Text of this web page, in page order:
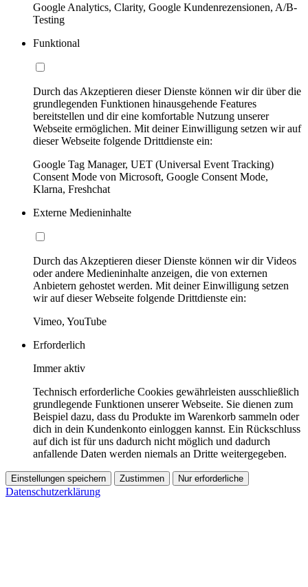
Google Analytics, Clarity, Google Kundenrezensionen, A/B-
Testing
Funktional
Durch das Akzeptieren dieser Dienste können wir dir über die
grundlegenden Funktionen hinausgehende Features
bereitstellen und dir eine komfortable Nutzung unserer
Webseite ermöglichen. Mit deiner Einwilligung setzen wir auf
dieser Webseite folgende Drittdienste ein:
Google Tag Manager, UET (Universal Event Tracking)
Consent Mode von Microsoft, Google Consent Mode,
Klarna, Freshchat
Externe Medieninhalte
Durch das Akzeptieren dieser Dienste können wir dir Videos
oder andere Medieninhalte anzeigen, die von externen
Anbietern gehostet werden. Mit deiner Einwilligung setzen
wir auf dieser Webseite folgende Drittdienste ein:
Vimeo, YouTube
Erforderlich
Immer aktiv
Technisch erforderliche Cookies gewährleisten ausschließlich
grundlegende Funktionen unserer Webseite. Sie dienen zum
Beispiel dazu, dass du Produkte im Warenkorb sammeln oder
dich in dein Kundenkonto einloggen kannst. Ein Rückschluss
auf dich ist für uns dadurch nicht möglich und dadurch
anfallende Daten werden niemals an Dritte weitergegeben.
Einstellungen speichern Zustimmen Nur erforderliche
Datenschutzerklärung